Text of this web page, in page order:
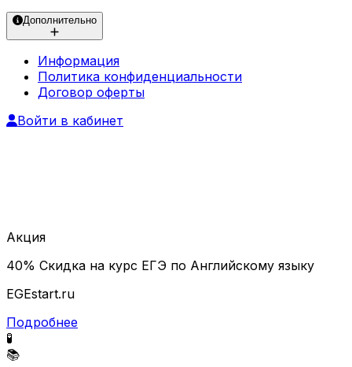
Дополнительно
Информация
Политика конфиденциальности
Договор оферты
Войти в кабинет
Акция
40% Скидка на курс ЕГЭ по Английскому языку
EGEstart.ru
Подробнее
🧪
📚